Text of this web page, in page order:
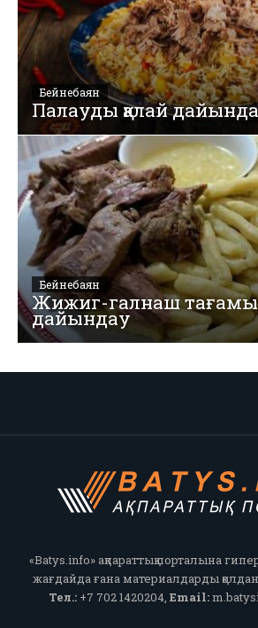
Бейнебаян
Палауды қалай
Бейнебаян
Жижиг-галнаш
дайындау
«Batys.info» ақпараттық порталына
жағдайда ғана материалдарды
Тел.:+7 702 1420204, Email: